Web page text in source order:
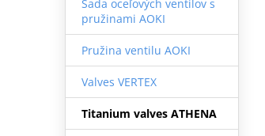
Sada oceľových ventilov s
pružinami AOKI
Pružina ventilu AOKI
Valves VERTEX
Titanium valves ATHENA